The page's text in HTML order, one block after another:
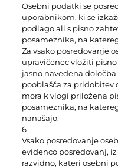
Osebni podatki se
uporabnikom, ki se
podlago ali s pisno
posameznika, na
Za vsako posredovanje
upravičenec vložiti
jasno navedena
pooblašča za pridobitev
mora k vlogi priložena
posameznika, na
nanašajo.
6
Vsako posredovanje
evidenco posredovanj,
razvidno, kateri osebni